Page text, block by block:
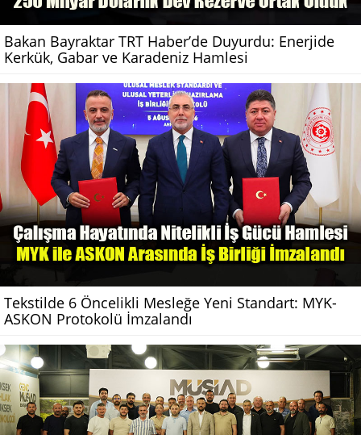
Bakan Bayraktar TRT Haber’de Duyurdu: Enerjide
Kerkük, Gabar ve Karadeniz Hamlesi
Tekstilde 6 Öncelikli Mesleğe Yeni Standart: MYK-
ASKON Protokolü İmzalandı